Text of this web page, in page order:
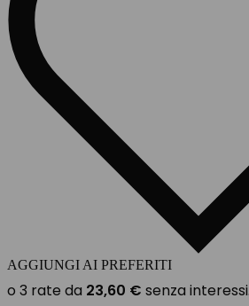
AGGIUNGI AI PREFERITI